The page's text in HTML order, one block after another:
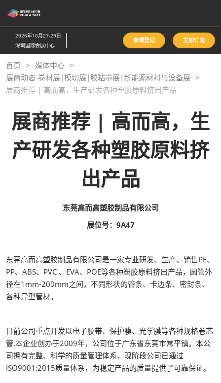
接
跳
至
内
容
2026年10月27-29日
深圳国际会展中心
参观登记 立即订阅
首页
媒体中心
展商动态-卷材展|模切展|胶粘带展|新能源材料与设备展
展商推荐 | 高而高，生产研发各种塑胶原料挤出产品
展商推荐 | 高而高，生
产研发各种塑胶原料挤
出产品
东莞高而高塑胶制品有限公司
展位号：9A47
东莞高而高塑胶制品有限公司是一家专业研发、生产、销售PE、
PP、ABS、PVC 、EVA、POE等各种塑胶原料挤出产品，圆管外
径在1mm-200mm之间，不同形状的管条、卡边条、密封条、
各种异型管材。
目前公司重点开发以电子胶带、保护膜、光学膜等各种规格卷芯
管.本企业创办于2009年，公司位于广东省东莞市常平镇。本公
司拥有完整、科学的质量管理体系，现阶段公司已通过
ISO9001:2015质量体系，为稳定产品的质量提供了可靠保证。